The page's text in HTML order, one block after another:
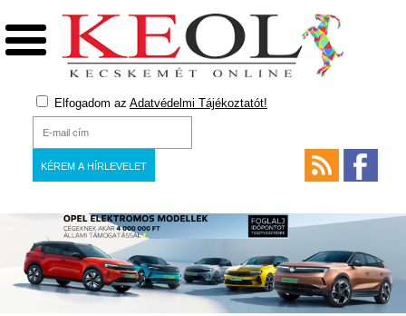
Elfogadom az Adatvédelmi Tájékoztatót!